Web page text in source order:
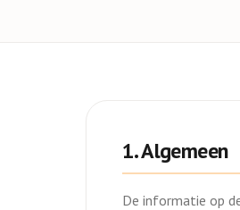
1. Algemeen
De informatie op